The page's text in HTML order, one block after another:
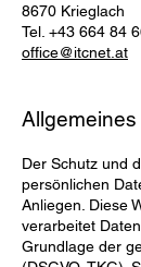
8670 Krieglach
Tel. +43 664 84
office@itcnet.at
Allgemeines
Der Schutz und
persönlichen
Anliegen. Diese
verarbeitet
Grundlage der